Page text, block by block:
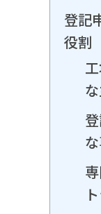
登記
役割